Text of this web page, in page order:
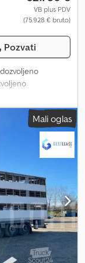
kod kupca.
prethodni dogovor
VB plus PDV
(75.928 € bruto)
Pozvati
registracija:
2.600 mm
9.300 mm,
osovina; Maks.
Hmsfx
osovine:
osovine:
kg Dozvoljena
Tehničko
Mali oglas